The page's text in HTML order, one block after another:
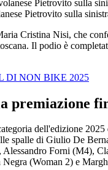
Pietrovito sulla
Cristina Nisi, che
Il podio è
DI NON BIKE 2025
premiazione
dell'edizione
spalle di Giulio De
Forni (M4),
(Woman 2) e